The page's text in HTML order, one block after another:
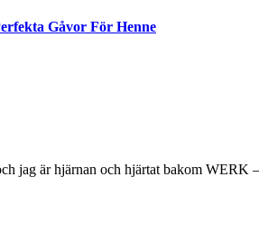
Gåvor För Henne
jag är hjärnan och hjärtat bakom WERK